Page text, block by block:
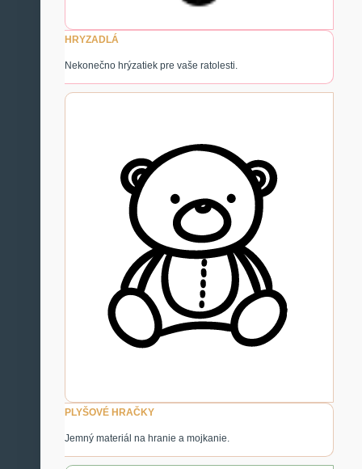
HRYZADLÁ
Nekonečno hrýzatiek pre vaše ratolesti.
PLYŠOVÉ HRAČKY
Jemný materiál na hranie a mojkanie.